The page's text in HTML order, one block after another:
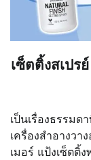
เซ็ตติ้งสเปร
เป็นเรื่องธรรมด
เครื่องสำอางวา
เมอร์ แป้งเซ็ตติ้